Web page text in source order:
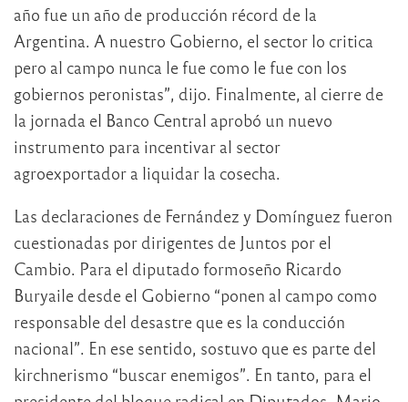
año fue un año de producción récord de la
Argentina. A nuestro Gobierno, el sector lo critica
pero al campo nunca le fue como le fue con los
gobiernos peronistas”, dijo. Finalmente, al cierre de
la jornada el Banco Central aprobó un nuevo
instrumento para incentivar al sector
agroexportador a liquidar la cosecha.
Las declaraciones de Fernández y Domínguez fueron
cuestionadas por dirigentes de Juntos por el
Cambio. Para el diputado formoseño Ricardo
Buryaile desde el Gobierno “ponen al campo como
responsable del desastre que es la conducción
nacional”. En ese sentido, sostuvo que es parte del
kirchnerismo “buscar enemigos”. En tanto, para el